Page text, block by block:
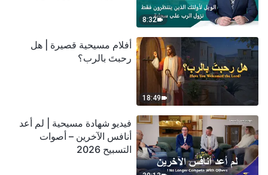
8:32
18:49
أفلام مسيحية قصيرة | هل
رحبتَ بالرب؟
فيديو شهادة مسيحية | لم أعد
أنافس الآخرين – أصوات
التسبيح 2026